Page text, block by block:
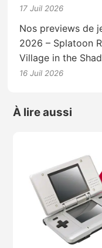
17 Juil 2026
Nos previews de
2026 – Splatoon
Village in the
16 Juil 2026
À lire aussi